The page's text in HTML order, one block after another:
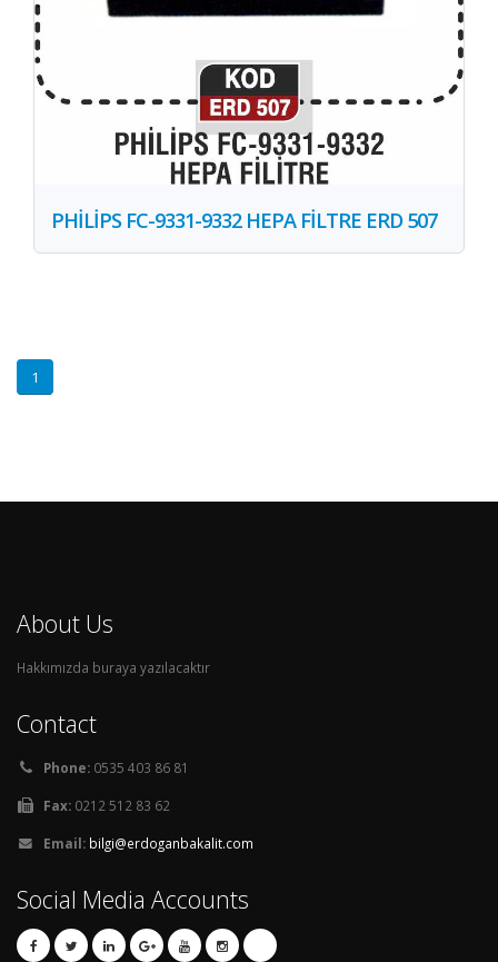
PHİLİPS FC-9331-9332 HEPA FİLTRE ERD 507
1
About Us
Hakkımızda buraya yazılacaktır
Contact
Phone: 0535 403 86 81
Fax: 0212 512 83 62
Email: bilgi@erdoganbakalit.com
Social Media Accounts